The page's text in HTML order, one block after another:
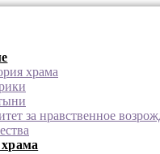
храма
за нравственное